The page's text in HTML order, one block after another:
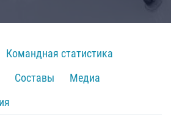
Командная статистика
Составы
Медиа